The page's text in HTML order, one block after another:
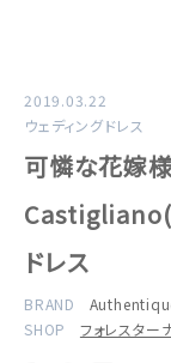
2019.03.22
ウェディングドレス
可憐な花嫁
Castigliano(
ドレス
BRAND
SHOP
フォレスター